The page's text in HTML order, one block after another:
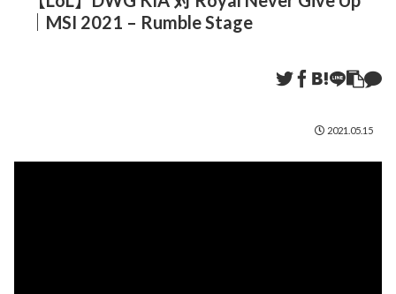
｜MSI 2021 – Rumble Stage
2021.05.15